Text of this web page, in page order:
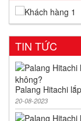
TIN TỨC
Palang Hitachi
20-08-2023